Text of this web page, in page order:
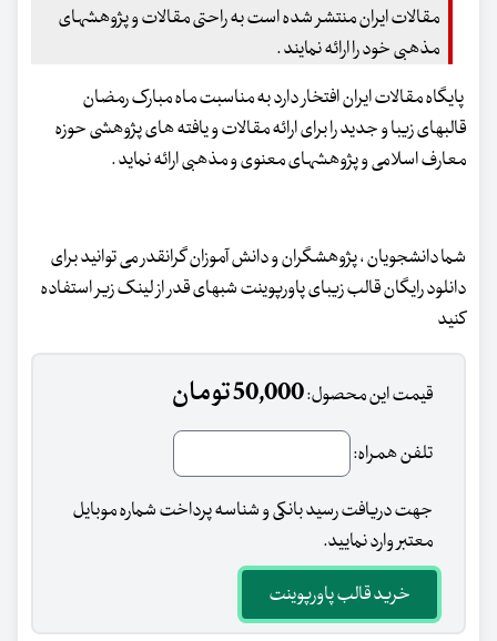
مقالات ایران منتشر شده است به راحتی مقالات و پژوهشهای
مذهبی خود را ارائه نمایند .
پایگاه مقالات ایران افتخار دارد به مناسبت ماه مبارک رمضان
قالبهای زیبا و جدید را برای ارائه مقالات و یافته های پژوهشی حوزه
معارف اسلامی و پژوهشهای معنوی و مذهبی ارائه نماید .
شما دانشجویان ، پژوهشگران و دانش آموزان گرانقدر می توانید برای
دانلود رایگان قالب زیبای پاورپوینت شبهای قدر از لینک زیر استفاده
کنید
قیمت این محصول:50,000 تومان
تلفن همراه:
جهت دریافت رسید بانکی و شناسه پرداخت شماره موبایل
معتبر وارد نمایید.
خرید قالب پاورپوینت